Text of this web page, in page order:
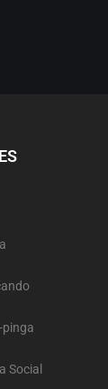
pinga
Social